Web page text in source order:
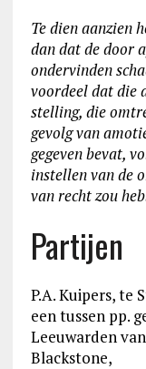
Te dien aanzien
dan dat de door
ondervinden
voordeel dat die
stelling, die
gevolg van
gegeven bevat,
instellen van de
van recht zou
Partijen
P.A. Kuipers, te
een tussen pp.
Leeuwarden
Blackstone,